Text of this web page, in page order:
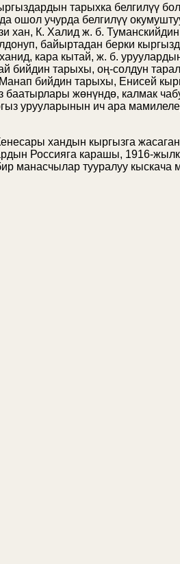
тарыхка белгилүү
ошол учурда белгилүү
хан, К. Халид ж. б.
байыртадан берки
кара кытай, ж. б.
бийдин тарыхы, оң-солдун
Манап бийдин тарыхы, Енисей
баатырлары жөнүндө, калмак
урууларынын ич ара
хандын кыргызга
Россияга карашы, 1916-
манасчылар тууралуу кыскача